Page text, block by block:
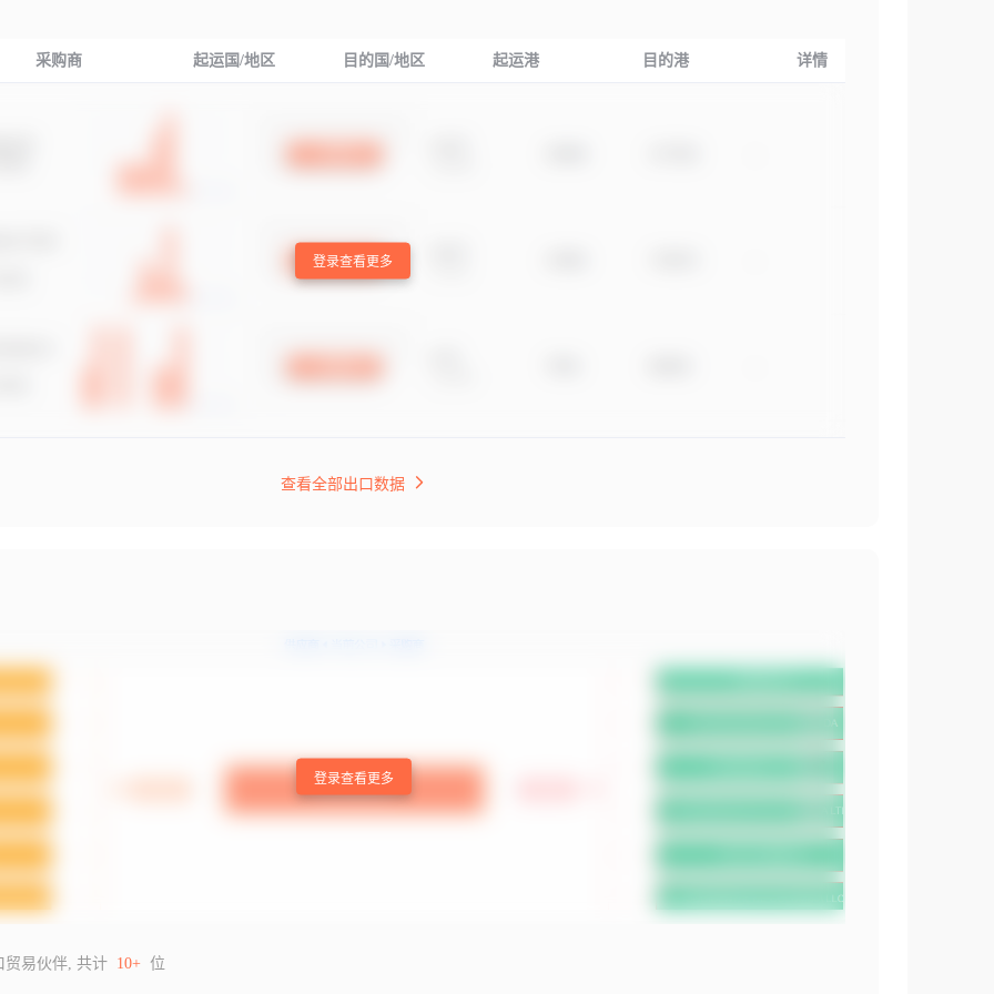
采购商 起运国/地区 目的国/地区 起运港 目的港 详情
登录查看更多
查看全部出口数据
登录查看更多
贸易伙伴, 共计 10+ 位